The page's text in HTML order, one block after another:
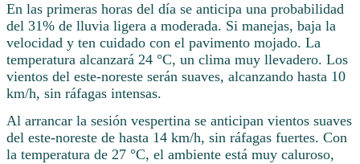
En las primeras horas del día se anticipa una probabilidad
del 31% de lluvia ligera a moderada. Si manejas, baja la
velocidad y ten cuidado con el pavimento mojado. La
temperatura alcanzará 24 °C, un clima muy llevadero. Los
vientos del este-noreste serán suaves, alcanzando hasta 10
km/h, sin ráfagas intensas.
Al arrancar la sesión vespertina se anticipan vientos suaves
del este-noreste de hasta 14 km/h, sin ráfagas fuertes. Con
la temperatura de 27 °C, el ambiente está muy caluroso,